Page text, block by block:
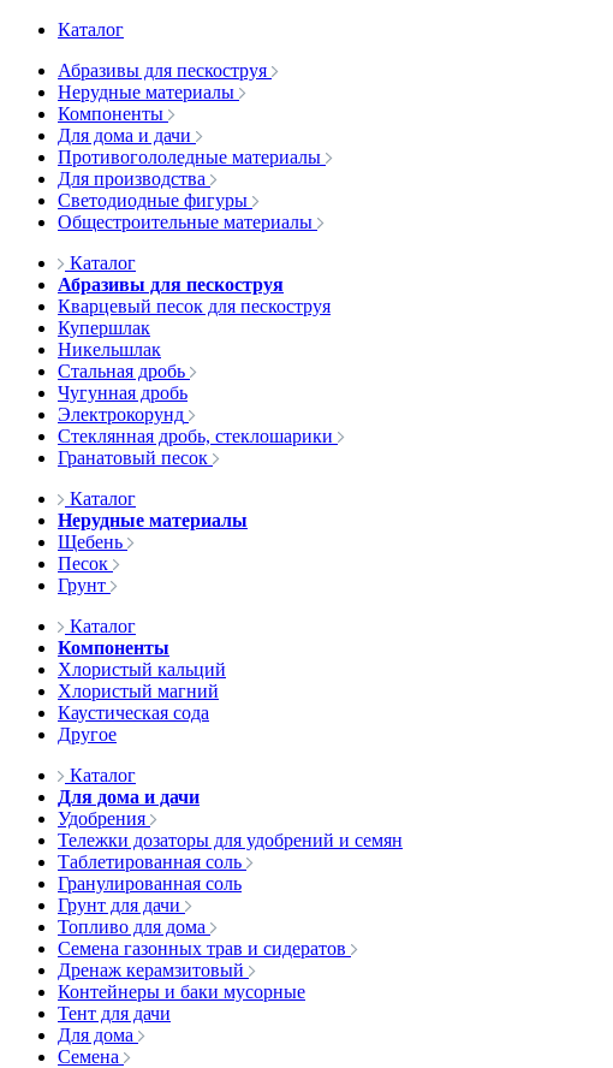
Каталог
Абразивы для пескоструя
Нерудные материалы
Компоненты
Для дома и дачи
Противогололедные материалы
Для производства
Светодиодные фигуры
Общестроительные материалы
Каталог
Абразивы для пескоструя
Кварцевый песок для пескоструя
Купершлак
Никельшлак
Стальная дробь
Чугунная дробь
Электрокорунд
Стеклянная дробь, стеклошарики
Гранатовый песок
Каталог
Нерудные материалы
Щебень
Песок
Грунт
Каталог
Компоненты
Хлористый кальций
Хлористый магний
Каустическая сода
Другое
Каталог
Для дома и дачи
Удобрения
Тележки дозаторы для удобрений и семян
Таблетированная соль
Гранулированная соль
Грунт для дачи
Топливо для дома
Семена газонных трав и сидератов
Дренаж керамзитовый
Контейнеры и баки мусорные
Тент для дачи
Для дома
Семена